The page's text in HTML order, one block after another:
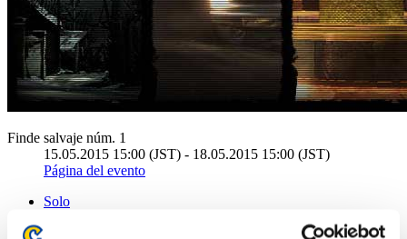
Finde salvaje núm. 1
15.05.2015 15:00 (JST) - 18.05.2015 15:00 (JST)
Página del evento
Solo